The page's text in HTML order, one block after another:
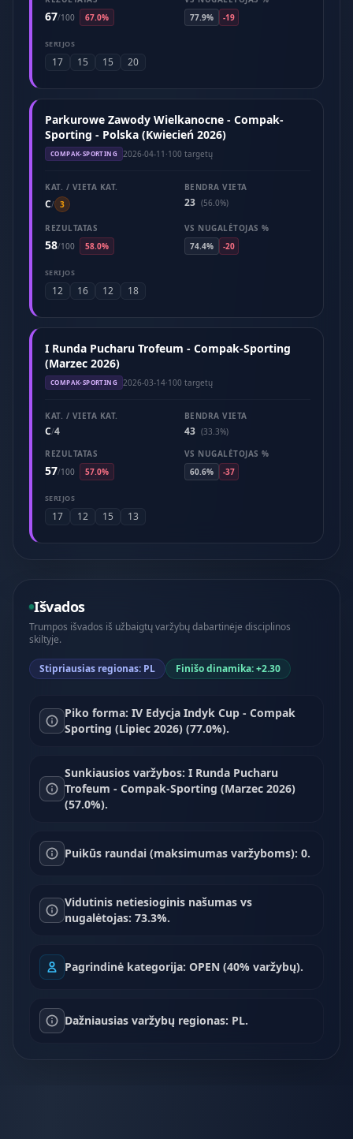
67/100 67.0%
77.9%
-19
SERIJOS
17 15 15 20
Parkurowe Zawody Wielkanocne - Compak-
Sporting - Polska (Kwiecień 2026)
COMPAK-SPORTING 2026-04-11 ·100 targetų
KAT. / VIETA KAT.
C/ 3
BENDRA VIETA
23 (56.0%)
REZULTATAS
58/100 58.0%
VS NUGALĖTOJAS %
74.4%
-20
SERIJOS
12 16 12 18
I Runda Pucharu Trofeum - Compak-Sporting
(Marzec 2026)
COMPAK-SPORTING 2026-03-14·100 targetų
KAT. / VIETA KAT.
C/4
BENDRA VIETA
43 (33.3%)
REZULTATAS
57/100 57.0%
VS NUGALĖTOJAS %
60.6%
-37
SERIJOS
17 12 15 13
Išvados
Trumpos išvados iš užbaigtų varžybų dabartinėje disciplinos
skiltyje.
Stipriausias regionas: PL Finišo dinamika: +2.30
Piko forma: IV Edycja Indyk Cup - Compak
Sporting (Lipiec 2026) (77.0%).
Sunkiausios varžybos: I Runda Pucharu
Trofeum - Compak-Sporting (Marzec 2026)
(57.0%).
Puikūs raundai (maksimumas varžyboms): 0.
Vidutinis netiesioginis našumas vs
nugalėtojas: 73.3%.
Pagrindinė kategorija: OPEN (40% varžybų).
Dažniausias varžybų regionas: PL.